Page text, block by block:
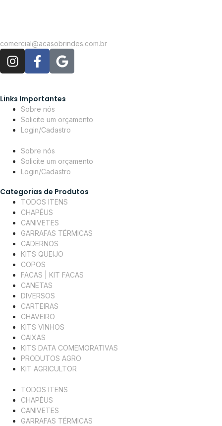
comercial@acasobrindes.com.br
Links Importantes
Sobre nós
Solicite um orçamento
Login/Cadastro
Sobre nós
Solicite um orçamento
Login/Cadastro
Categorias de Produtos
TODOS ITENS
CHAPÉUS
CANIVETES
GARRAFAS TÉRMICAS
CADERNOS
KITS QUEIJO
COPOS
FACAS | KIT FACAS
CANETAS
DIVERSOS
CARTEIRAS
CHAVEIRO
KITS VINHOS
CAIXAS
KITS DATA COMEMORATIVAS
PRODUTOS AGRO
KIT AGRICULTOR
TODOS ITENS
CHAPÉUS
CANIVETES
GARRAFAS TÉRMICAS